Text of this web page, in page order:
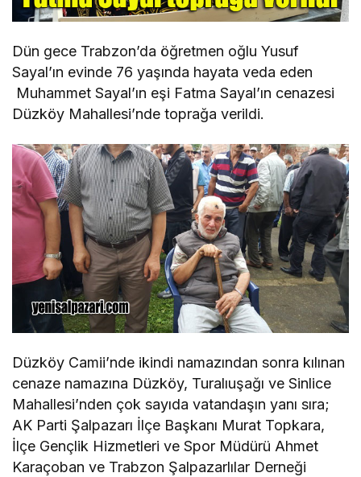
Dün gece Trabzon’da öğretmen oğlu Yusuf
Sayal’ın evinde 76 yaşında hayata veda eden
Muhammet Sayal’ın eşi Fatma Sayal’ın cenazesi
Düzköy Mahallesi’nde toprağa verildi.
Düzköy Camii’nde ikindi namazından sonra kılınan
cenaze namazına Düzköy, Turalıuşağı ve Sinlice
Mahallesi’nden çok sayıda vatandaşın yanı sıra;
AK Parti Şalpazarı İlçe Başkanı Murat Topkara,
İlçe Gençlik Hizmetleri ve Spor Müdürü Ahmet
Karaçoban ve Trabzon Şalpazarlılar Derneği